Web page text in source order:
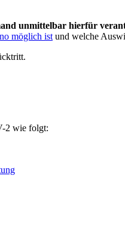
unmittelbar hierfür
möglich ist und welche
2 wie folgt: